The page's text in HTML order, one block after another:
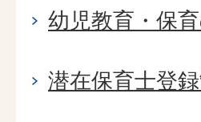
幼児教育・保
潜在保育士登